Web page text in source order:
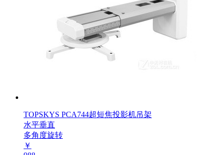
TOPSKYS PCA744超短焦投影机吊架
水平垂直
多角度旋转
￥